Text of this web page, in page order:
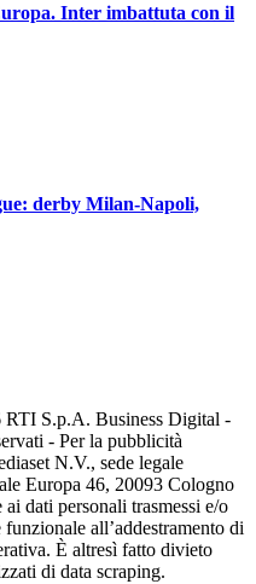
Inter imbattuta con il
derby Milan-Napoli,
RTI S.p.A. Business Digital -
- Per la pubblicità
N.V., sede legale
Europa 46, 20093 Cologno
dati personali trasmessi e/o
all’addestramento di
È altresì fatto divieto
di data scraping.